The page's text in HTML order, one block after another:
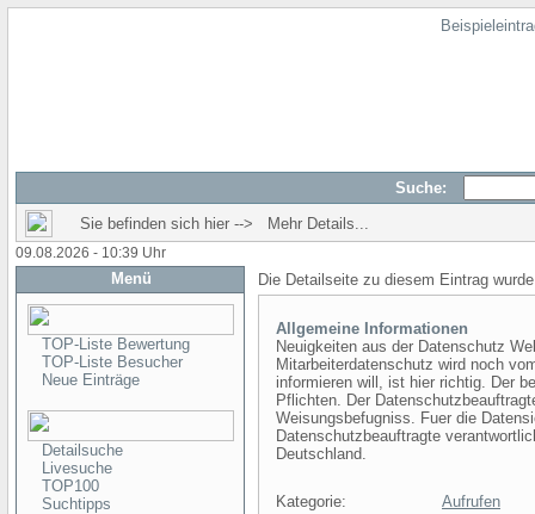
Suche:
Sie befinden sich hier --> Mehr Details...
09.08.2026 - 10:39 Uhr
Menü
TOP-Liste Bewertung
TOP-Liste Besucher
Neue Einträge
Detailsuche
Livesuche
TOP100
Suchtipps
Die Detailseite zu diesem Eintrag
Allgemeine Informationen
Neuigkeiten aus der Datenschutz
Mitarbeiterdatenschutz wird noch
informieren will, ist hier richtig. Der
Pflichten. Der
Weisungsbefugniss. Fuer die
Datenschutzbeauftragte
Deutschland.
Kategorie:
Aufrufen